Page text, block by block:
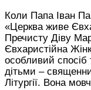
Коли Папа Іван
«Церква живе
Пречисту Діву
Євхаристійна
особливий
дітьми –
Літургії. Вона